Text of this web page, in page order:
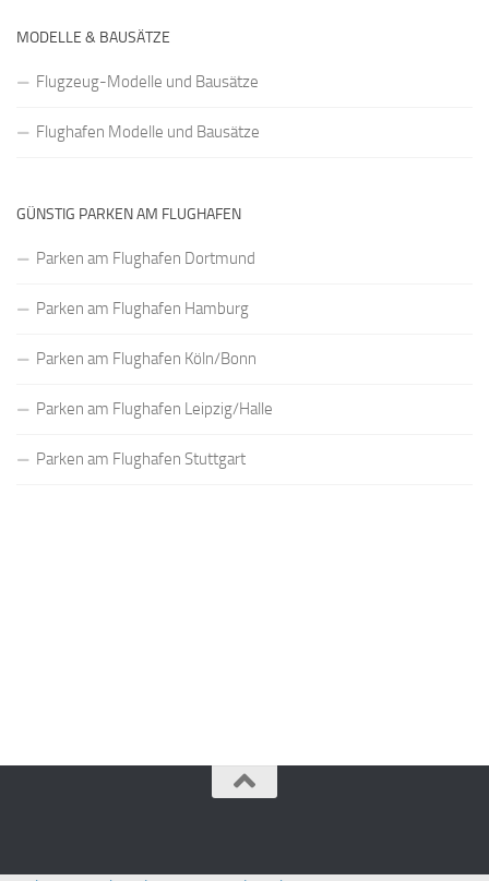
MODELLE & BAUSÄTZE
Flugzeug-Modelle und Bausätze
Flughafen Modelle und Bausätze
GÜNSTIG PARKEN AM FLUGHAFEN
Parken am Flughafen Dortmund
Parken am Flughafen Hamburg
Parken am Flughafen Köln/Bonn
Parken am Flughafen Leipzig/Halle
Parken am Flughafen Stuttgart